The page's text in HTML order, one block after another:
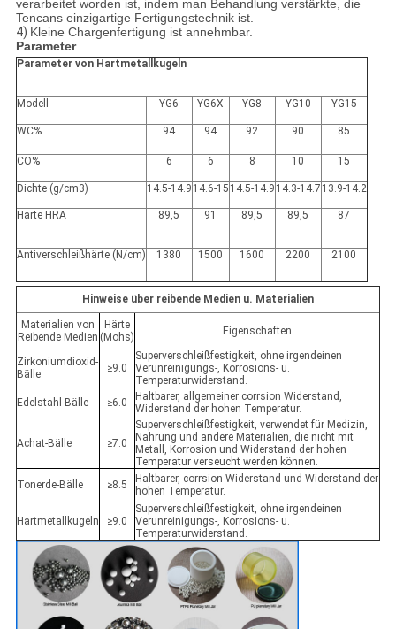
verarbeitet worden ist, indem man Behandlung verstärkte, die
Tencans einzigartige Fertigungstechnik ist.
4) Kleine Chargenfertigung ist annehmbar.
Parameter
Parameter von Hartmetallkugeln
Modell YG6 YG6X YG8 YG10 YG15
WC% 94 94 92 90 85
CO% 6 6 8 10 15
Dichte (g/cm3) 14.5-14.9 14.6-15 14.5-14.9 14.3-14.7 13.9-14.2
Härte HRA 89,5 91 89,5 89,5 87
Antiverschleißhärte (N/cm) 1380 1500 1600 2200 2100
Hinweise über reibende Medien u. Materialien
Materialien von
Reibende Medien
Härte
(Mohs)
Eigenschaften
Zirkoniumdioxid-
Bälle
≥9.0
Superverschleißfestigkeit, ohne irgendeinen
Verunreinigungs-, Korrosions- u.
Temperaturwiderstand.
Edelstahl-Bälle
≥6.0
Haltbarer, allgemeiner corrsion Widerstand,
Widerstand der hohen Temperatur.
Achat-Bälle ≥7.0
Superverschleißfestigkeit, verwendet für Medizin,
Nahrung und andere Materialien, die nicht mit
Metall, Korrosion und Widerstand der hohen
Temperatur verseucht werden können.
Tonerde-Bälle
≥8.5
Haltbarer, corrsion Widerstand und Widerstand der
hohen Temperatur.
Hartmetallkugeln ≥9.0
Superverschleißfestigkeit, ohne irgendeinen
Verunreinigungs-, Korrosions- u.
Temperaturwiderstand.